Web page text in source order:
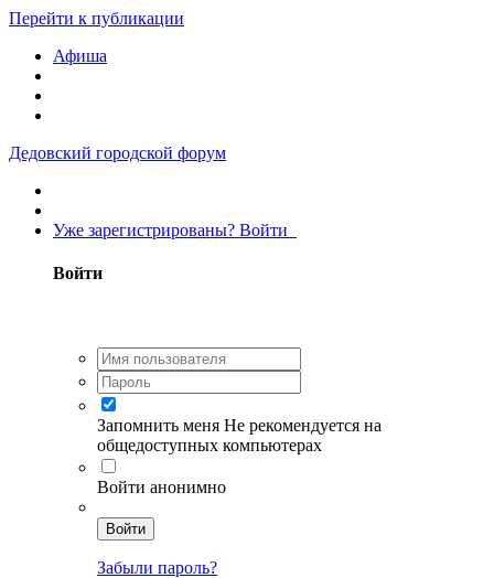
Перейти к публикации
Афиша
Дедовский городской форум
Уже зарегистрированы? Войти
Войти
Запомнить меня Не рекомендуется на
общедоступных компьютерах
Войти анонимно
Войти
Забыли пароль?